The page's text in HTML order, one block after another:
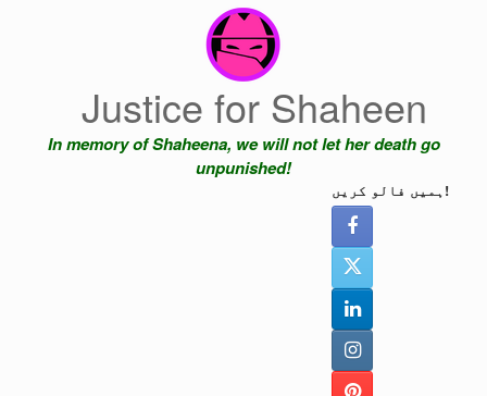
Justice for Shaheen
In memory of Shaheena, we will not let her death go
unpunished!
ہمیں فالو کریں!